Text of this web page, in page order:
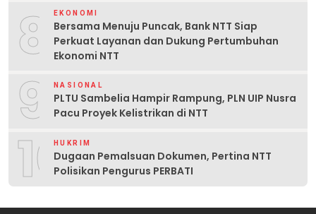
8 EKONOMI
Bersama Menuju Puncak, Bank NTT Siap
Perkuat Layanan dan Dukung Pertumbuhan
Ekonomi NTT
9 NASIONAL
PLTU Sambelia Hampir Rampung, PLN UIP Nusra
Pacu Proyek Kelistrikan di NTT
10HUKRIM
Dugaan Pemalsuan Dokumen, Pertina NTT
Polisikan Pengurus PERBATI